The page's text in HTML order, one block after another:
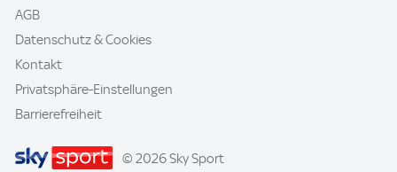
AGB
Datenschutz & Cookies
Kontakt
Privatsphäre-Einstellungen
Barrierefreiheit
© 2026 Sky Sport